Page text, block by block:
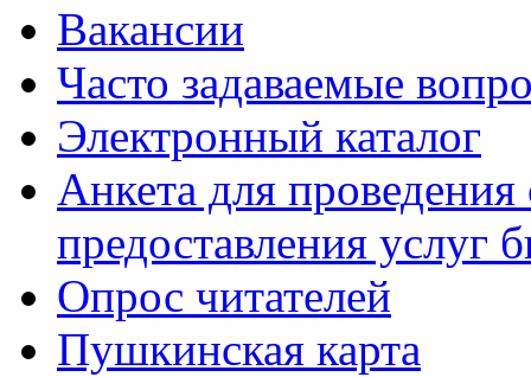
Вакансии
Часто задаваемые
Электронный каталог
Анкета для проведения
предоставления услуг
Опрос читателей
Пушкинская карта